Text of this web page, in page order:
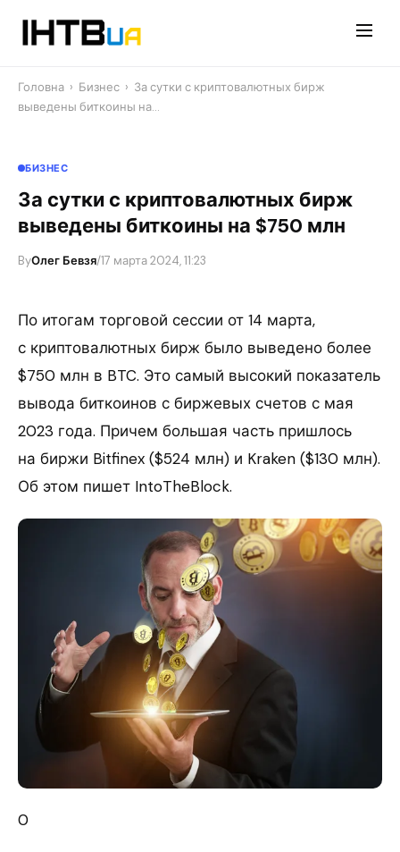
Головна › Бизнес › За сутки с криптовалютных бирж
выведены биткоины на…
БИЗНЕС
За сутки с криптовалютных бирж
выведены биткоины на $750 млн
ByОлег Бевзя/17 марта 2024, 11:23
По итогам торговой сессии от 14 марта,
с криптовалютных бирж было выведено более
$750 млн в BTC. Это самый высокий показатель
вывода биткоинов с биржевых счетов с мая
2023 года. Причем большая часть пришлось
на биржи Bitfinex ($524 млн) и Kraken ($130 млн).
Об этом пишет IntoTheBlock.
0